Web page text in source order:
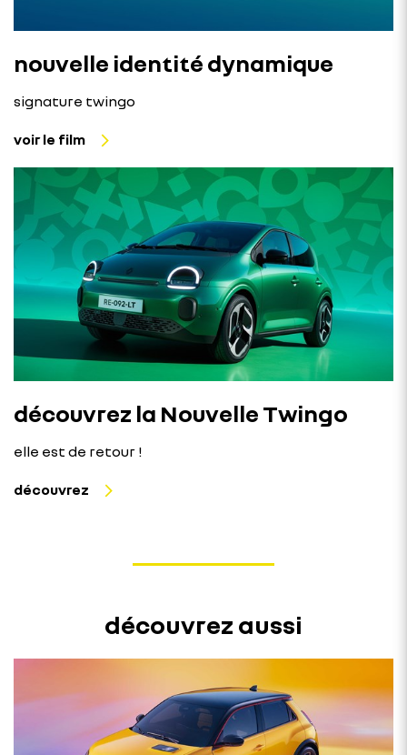
nouvelle identité dynamique
signature twingo
voir le film
découvrez la Nouvelle Twingo
elle est de retour !
découvrez
découvrez aussi